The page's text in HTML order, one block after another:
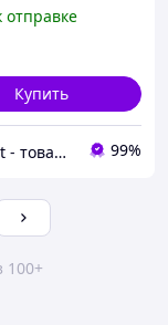
отправке
Купить
Angel Fit - товари для здоров'я, спорту та активного життя 99%
100+